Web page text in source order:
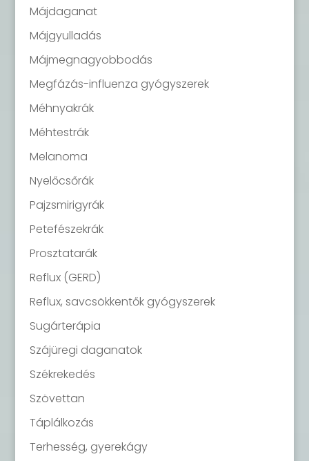
Májdaganat
Májgyulladás
Májmegnagyobbodás
Megfázás-influenza gyógyszerek
Méhnyakrák
Méhtestrák
Melanoma
Nyelőcsőrák
Pajzsmirigyrák
Petefészekrák
Prosztatarák
Reflux (GERD)
Reflux, savcsökkentők gyógyszerek
Sugárterápia
Szájüregi daganatok
Székrekedés
Szövettan
Táplálkozás
Terhesség, gyerekágy